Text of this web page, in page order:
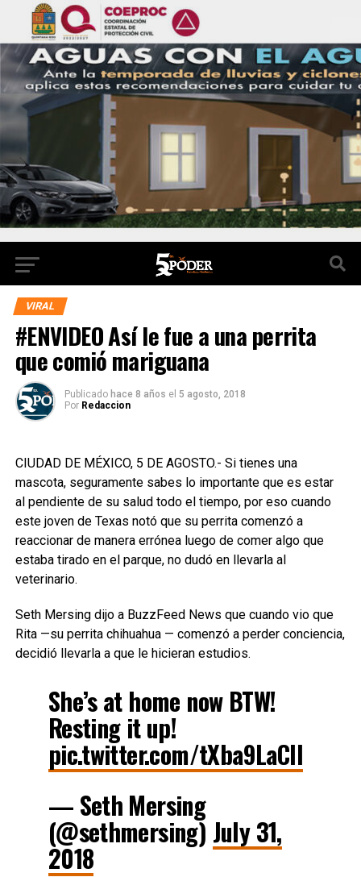
VIRAL
#ENVIDEO Así le fue a una perrita
que comió mariguana
Publicado hace 8 años el 5 agosto, 2018
Por Redaccion
CIUDAD DE MÉXICO, 5 DE AGOSTO.- Si tienes una
mascota, seguramente sabes lo importante que es estar
al pendiente de su salud todo el tiempo, por eso cuando
este joven de Texas notó que su perrita comenzó a
reaccionar de manera errónea luego de comer algo que
estaba tirado en el parque, no dudó en llevarla al
veterinario.
Seth Mersing dijo a BuzzFeed News que cuando vio que
Rita —su perrita chihuahua — comenzó a perder conciencia,
decidió llevarla a que le hicieran estudios.
She’s at home now BTW!
Resting it up!
pic.twitter.com/tXba9LaCII
— Seth Mersing
(@sethmersing) July 31,
2018